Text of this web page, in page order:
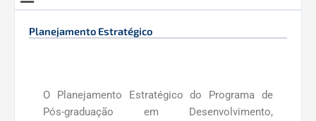
Planejamento Estratégico
O Planejamento Estratégico do Programa de
Pós-graduação em Desenvolvimento,